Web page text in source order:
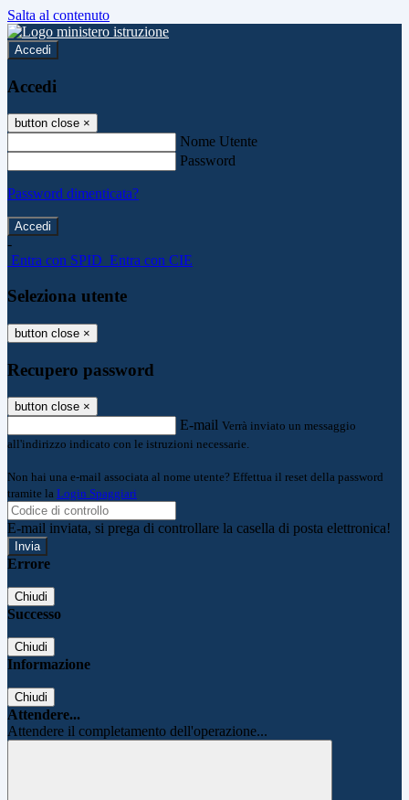
Salta al contenuto
Accedi
Accedi
button close ×
Nome Utente
Password
Password dimenticata?
-
Entra con SPID Entra con CIE
Seleziona utente
button close ×
Recupero password
button close ×
E-mail Verrà inviato un messaggio
all'indirizzo indicato con le istruzioni necessarie.
Non hai una e-mail associata al nome utente? Effettua il reset della password
tramite la Login Spaggiari
E-mail inviata, si prega di controllare la casella di posta elettronica!
Errore
Chiudi
Successo
Chiudi
Informazione
Chiudi
Attendere...
Attendere il completamento dell'operazione...